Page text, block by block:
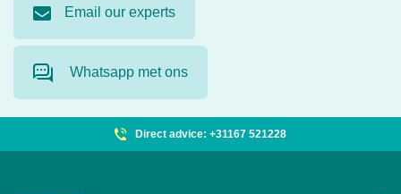
Email our experts
Whatsapp met ons
Direct advice: +31167 521228